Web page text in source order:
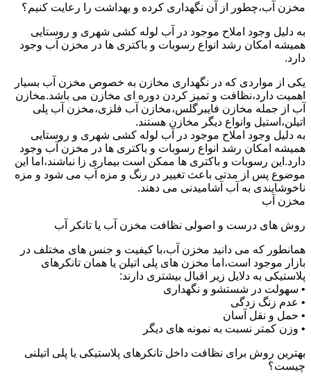
مخزن آب،چطور از آن نگهداری کرده و بهداشت را رعایت کنیم؟
به دلیل وجود املاح موجود در آب لوله کشی شهری و روستایی
همیشه امکان رشد انواع رسوبات و باکتری ها در مخزن آب وجود
دارد.
یکی از مواردی که در نگهداری مخازن به خصوص مخزن آب بسیار
اهمیت دارد،نظافت و تمیز کردن دوره ای مخازن می باشد.مخازن
آب از جمله مخازن فایبرگلس،مخازن آب فلزی،مخزن آب پلی
اتیلن،استیل وانواع دیگر مخازن هستند.
به دلیل وجود املاح موجود در آب لوله کشی شهری و روستایی
همیشه امکان رشد انواع رسوبات و باکتری ها در مخزن آب وجود
دارد.این رسوبات و باکتری ها ممکن است بیماری زا نباشند،اما این
موضوع پس از مدتی باعث تغییر در رنگ و مزه آب می شود و مزه
ناخوشایندی به آب آشامیدنی می دهند.
مخزن آب
روش های درست و اصولی نظافت مخزن آب یا تانکر آب
همانطور که می دانید مخزن آب،با کیفیت و جنس های مختلف در
بازار موجود است،اما مخزن های پلی اتیلن یا همان تانکرهای
پلاستیکی به دلایل زیر اقبال بیشتری دارند:
• سهولت در شستشو و نگهداری
• عدم زنگ زدگی
• حمل و نقل آسان
• وزن کمتر نسبت به نمونه های دیگر
بهترین روش برای نظافت داخل تانکرهای پلاستیکی یا پلی اتیلنی
چیست؟